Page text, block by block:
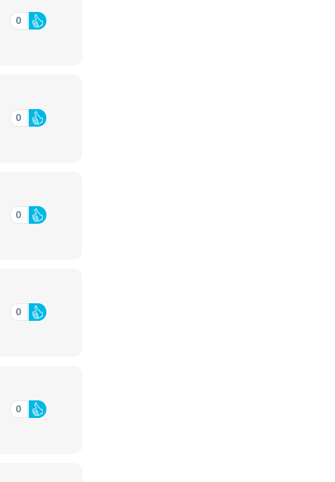
0
0
0
0
0